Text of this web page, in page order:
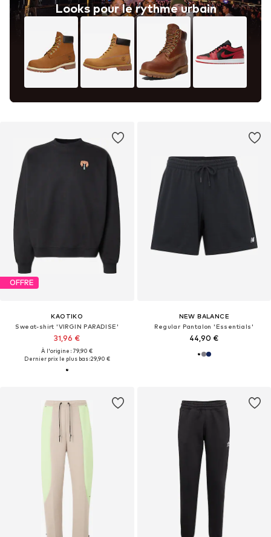
Looks pour le rythme urbain
OFFRE
KAOTIKO
Sweat-shirt 'VIRGIN PARADISE'
31,96 €
À l'origine : 79,90 €
Dernier prix le plus bas :29,90 €
NEW BALANCE
Regular Pantalon 'Essentials'
44,90 €